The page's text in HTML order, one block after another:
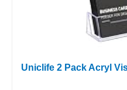
Uniclife 2 Pack Acryl